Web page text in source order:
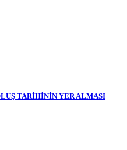
TARİHİNİN YER ALMASI